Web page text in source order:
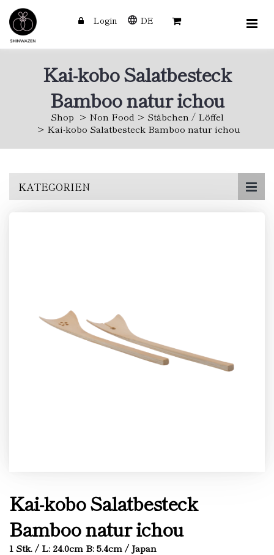
Login DE
Kai-kobo Salatbesteck
Bamboo natur ichou
Shop Non Food
Stäbchen / Löffel
Kai-kobo Salatbesteck Bamboo natur ichou
KATEGORIEN
Kai-kobo Salatbesteck
Bamboo natur ichou
1 Stk. / L: 24.0cm B: 5.4cm / Japan